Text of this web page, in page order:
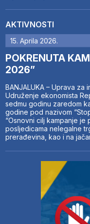
AKTIVNOSTI
15. Aprila 2026.
POKRENUTA
2026”
BANJALUKA – Uprava za
Udruženje ekonomista
sedmu godinu zaredom
godine pod nazivom
“Osnovni cilj kampanje
posljedicama nelegalne
prerađevina, kao i na